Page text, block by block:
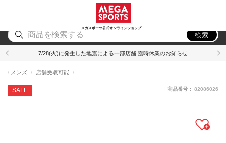
メガスポーツ公式オンラインショップ
アウトドア
検索
7/28(火)に発生した地震による一部店舗 臨時休業のお知らせ
SALE
メンズ 店舗受取可能
商品番号： 82086026